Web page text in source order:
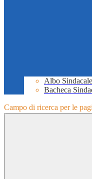
Albo Sindacale
Bacheca
Campo di ricerca per le